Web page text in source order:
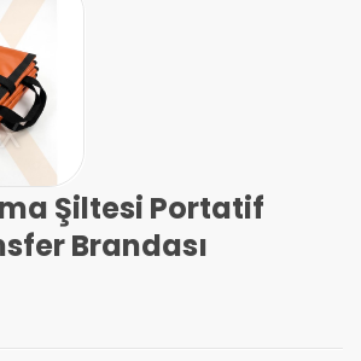
Şiltesi Portatif
Brandası